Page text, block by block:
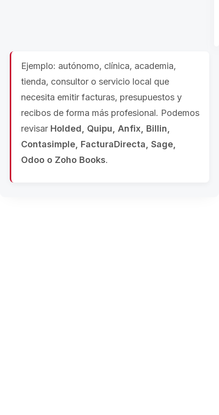
Ejemplo: autónomo, clínica, academia,
tienda, consultor o servicio local que
necesita emitir facturas, presupuestos y
recibos de forma más profesional. Podemos
revisar Holded, Quipu, Anfix, Billin,
Contasimple, FacturaDirecta, Sage,
Odoo o Zoho Books.